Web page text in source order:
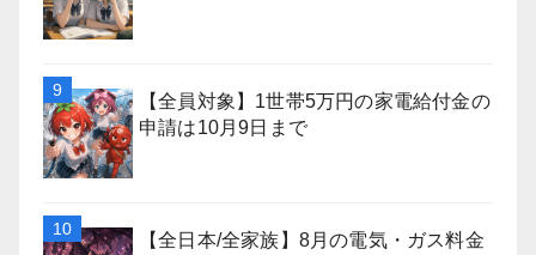
【全員対象】1世帯5万円の家電給付金の
申請は10月9日まで
【全日本/全家族】8月の電気・ガス料金